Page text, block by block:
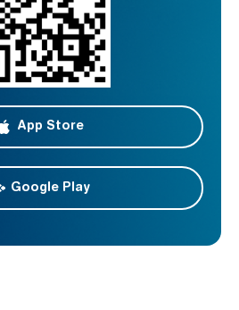
App Store
Google Play